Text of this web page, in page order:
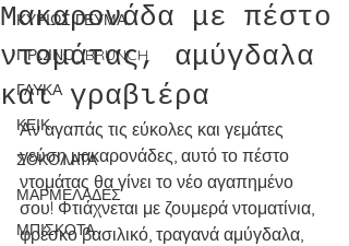
ΚΥΡΙΩΣ ΓΕΥΜΑ
ΠΡΩΙΝΟ_BRUNCH
ΓΛΥΚΑ
ΚΕΙΚ
ΣΟΚΟΛΑΤΑ
ΜΑΡΜΕΛΑΔΕΣ
ΜΠΙΣΚΟΤΑ
Μακαρονάδα με πέστο
ντομάτας, αμύγδαλα
και γραβιέρα
Αν αγαπάς τις εύκολες και γεμάτες
γεύση μακαρονάδες, αυτό το πέστο
ντομάτας θα γίνει το νέο αγαπημένο
σου! Φτιάχνεται με ζουμερά ντοματίνια,
φρέσκο βασιλικό, τραγανά αμύγδαλα,